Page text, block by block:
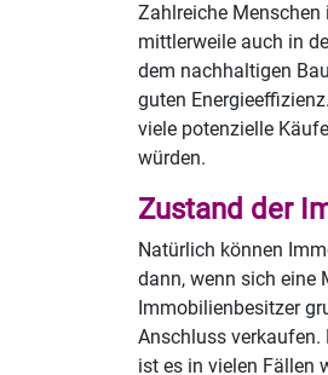
Zahlreiche
mittlerweile auch in
dem nachhaltigen
guten
viele potenzielle
würden.
Zustand der
Natürlich können
dann, wenn sich eine
Immobilienbesitzer
Anschluss verkaufen.
ist es in vielen Fällen